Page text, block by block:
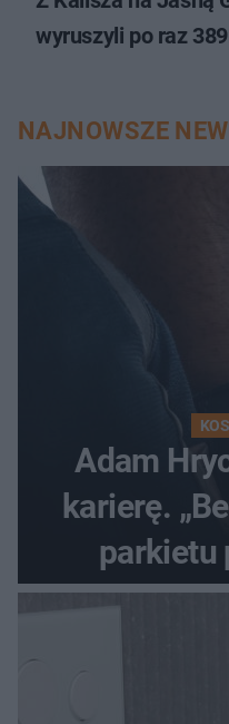
wyruszyli po raz
NAJNOWSZE
Adam
karierę.
parkietu